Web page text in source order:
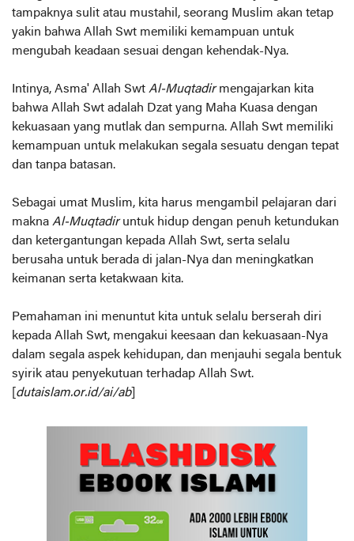
tampaknya sulit atau mustahil, seorang Muslim akan tetap
yakin bahwa Allah Swt memiliki kemampuan untuk
mengubah keadaan sesuai dengan kehendak-Nya.
Intinya, Asma' Allah Swt Al-Muqtadirmengajarkan kita
bahwa Allah Swt adalah Dzat yang Maha Kuasa dengan
kekuasaan yang mutlak dan sempurna. Allah Swt memiliki
kemampuan untuk melakukan segala sesuatu dengan tepat
dan tanpa batasan.
Sebagai umat Muslim, kita harus mengambil pelajaran dari
makna Al-Muqtadiruntuk hidup dengan penuh ketundukan
dan ketergantungan kepada Allah Swt, serta selalu
berusaha untuk berada di jalan-Nya dan meningkatkan
keimanan serta ketakwaan kita.
Pemahaman ini menuntut kita untuk selalu berserah diri
kepada Allah Swt, mengakui keesaan dan kekuasaan-Nya
dalam segala aspek kehidupan, dan menjauhi segala bentuk
syirik atau penyekutuan terhadap Allah Swt.
dutaislam.or.id/ai/ab]